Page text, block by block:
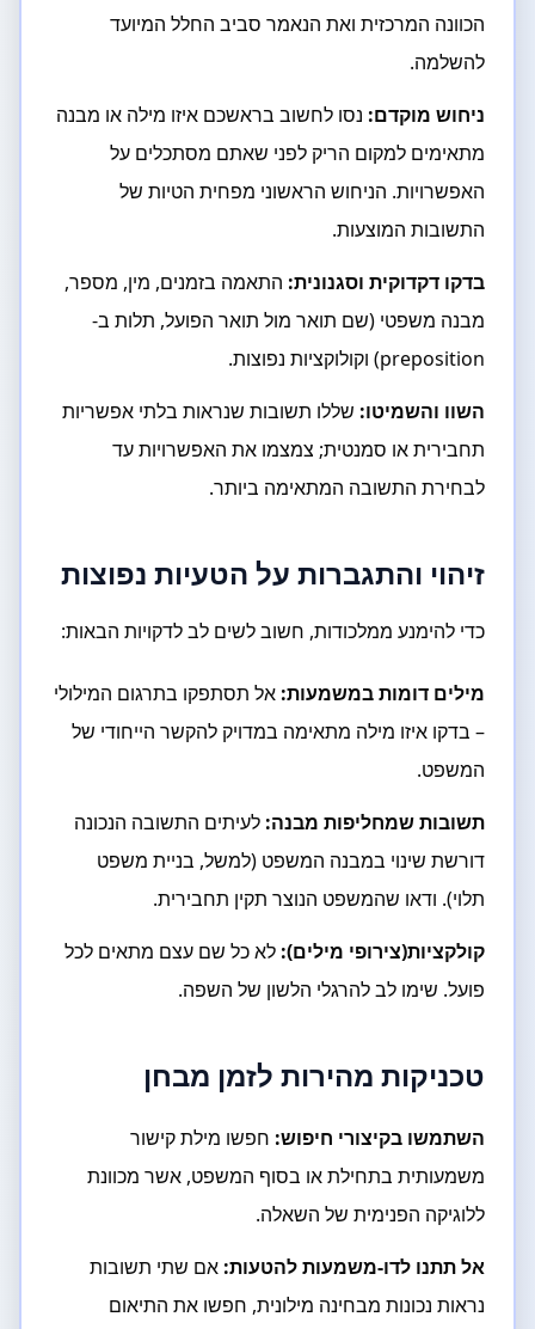
הכוונה המרכזית ואת הנאמר סביב החלל המיועד
להשלמה.
ניחוש מוקדם: נסו לחשוב בראשכם איזו מילה או מבנה
מתאימים למקום הריק לפני שאתם מסתכלים על
האפשרויות. הניחוש הראשוני מפחית הטיות של
התשובות המוצעות.
בדקו דקדוקית וסגנונית: התאמה בזמנים, מין, מספר,
מבנה משפטי (שם תואר מול תואר הפועל, תלות ב-
preposition) וקולוקציות נפוצות.
השוו והשמיטו: שללו תשובות שנראות בלתי אפשריות
תחבירית או סמנטית; צמצמו את האפשרויות עד
לבחירת התשובה המתאימה ביותר.
זיהוי והתגברות על הטעיות נפוצות
כדי להימנע ממלכודות, חשוב לשים לב לדקויות הבאות:
מילים דומות במשמעות: אל תסתפקו בתרגום המילולי
– בדקו איזו מילה מתאימה במדויק להקשר הייחודי של
המשפט.
תשובות שמחליפות מבנה: לעיתים התשובה הנכונה
דורשת שינוי במבנה המשפט (למשל, בניית משפט
תלוי). ודאו שהמשפט הנוצר תקין תחבירית.
קולקציות(צירופי מילים): לא כל שם עצם מתאים לכל
פועל. שימו לב להרגלי הלשון של השפה.
טכניקות מהירות לזמן מבחן
השתמשו בקיצורי חיפוש: חפשו מילת קישור
משמעותית בתחילת או בסוף המשפט, אשר מכוונת
ללוגיקה הפנימית של השאלה.
אל תתנו לדו-משמעות להטעות: אם שתי תשובות
נראות נכונות מבחינה מילונית, חפשו את התיאום